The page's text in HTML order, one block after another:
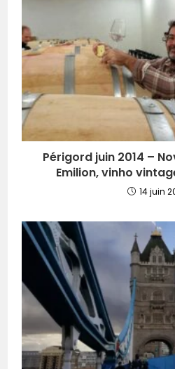
Périgord juin 2014 –
Emilion, vinho
14 juin